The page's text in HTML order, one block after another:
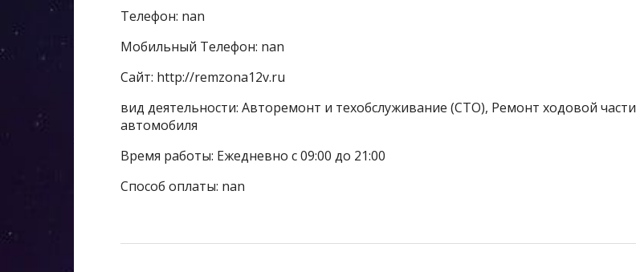
Телефон: nan
Мобильный Телефон: nan
Сайт: http://remzona12v.ru
вид деятельности: Авторемонт и техобслуживание (СТО), Ремонт ходовой части
автомобиля
Время работы: Ежедневно с 09:00 до 21:00
Способ оплаты: nan